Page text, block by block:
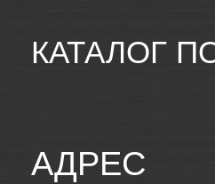
КАТАЛОГ
АДРЕС